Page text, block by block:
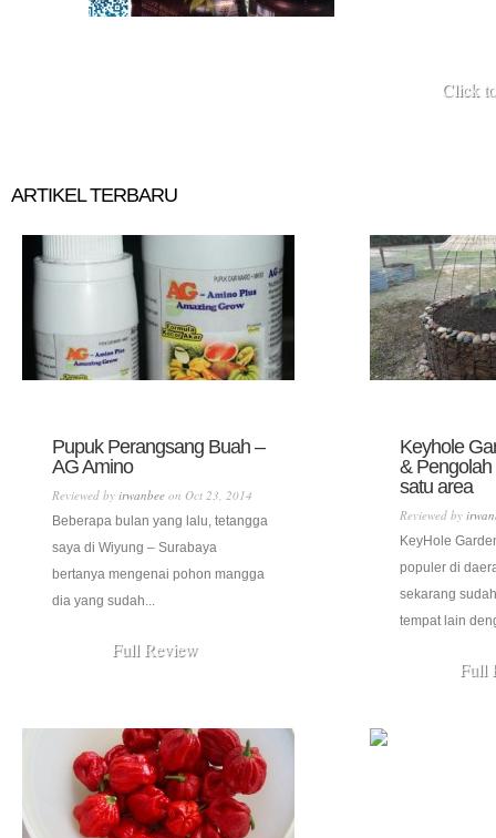
Click
ARTIKEL TERBARU
Pupuk Perangsang Buah –
AG Amino
Reviewed by irwanbee on Oct 23, 2014
Beberapa bulan yang lalu, tetangga
saya di Wiyung – Surabaya
bertanya mengenai pohon mangga
dia yang sudah...
Full Review
Keyhole
&
satu area
Reviewed by
KeyHole
populer di
sekarang
tempat lain
Full